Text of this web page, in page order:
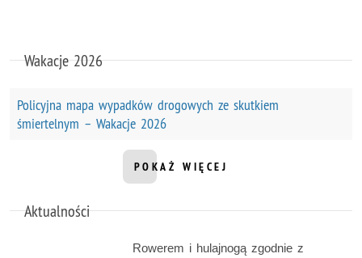
Wakacje 2026
Policyjna mapa wypadków drogowych ze skutkiem
śmiertelnym – Wakacje 2026
POKAŻ WIĘCEJ
INFORMACJI Z DZIAŁU WAKACJE
Aktualności
Rowerem i hulajnogą zgodnie z